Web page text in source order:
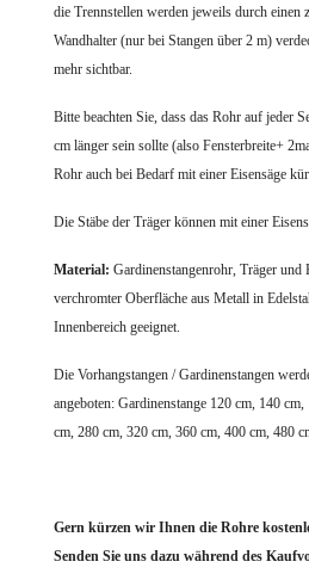
die Trennstellen werden jeweils durch einen
Wandhalter (nur bei Stangen über 2 m)
mehr sichtbar.
Bitte beachten Sie, dass das Rohr auf jeder
cm länger sein sollte (also Fensterbreite+
Rohr auch bei Bedarf mit einer Eisensäge
Die Stäbe der Träger können mit einer
Material: Gardinenstangenrohr, Träger und
verchromter Oberfläche aus Metall in
Innenbereich geeignet.
Die Vorhangstangen / Gardinenstangen
angeboten: Gardinenstange 120 cm, 140
cm, 280 cm, 320 cm, 360 cm, 400 cm, 480
Gern kürzen wir Ihnen die Rohre
Senden Sie uns dazu während des